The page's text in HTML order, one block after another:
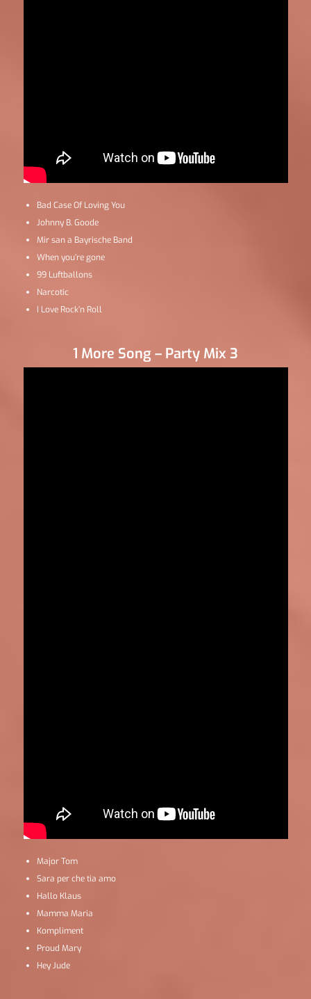
Bad Case Of Loving You
Johnny B. Goode
Mir san a Bayrische Band
When you’re gone
99 Luftballons
Narcotic
I Love Rock’n Roll
1 More Song – Party Mix 3
Major Tom
Sara per che tia amo
Hallo Klaus
Mamma Maria
Kompliment
Proud Mary
Hey Jude